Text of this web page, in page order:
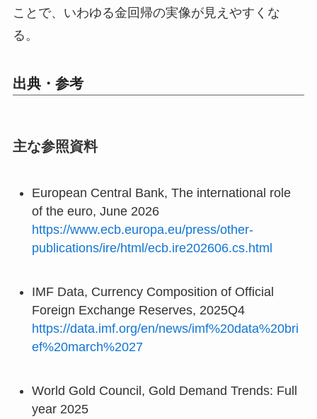
ことで、いわゆる金回帰の実像が見えやすくな
る。
出典・参考
主な参照資料
European Central Bank, The international role
of the euro, June 2026
https://www.ecb.europa.eu/press/other-
publications/ire/html/ecb.ire202606.cs.html
IMF Data, Currency Composition of Official
Foreign Exchange Reserves, 2025Q4
https://data.imf.org/en/news/imf%20data%20bri
ef%20march%2027
World Gold Council, Gold Demand Trends: Full
year 2025